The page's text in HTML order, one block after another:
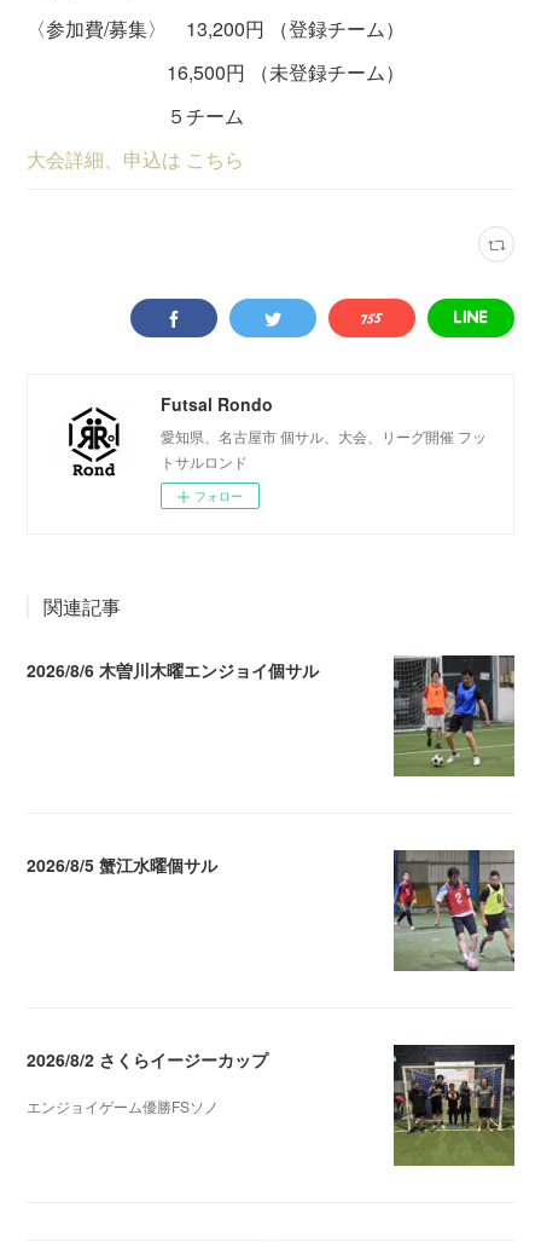
〈参加費/募集〉 13,200円 （登録チーム）
16,500円 （未登録チーム）
５チーム
大会詳細、申込は こちら
Futsal Rondo
愛知県、名古屋市 個サル、大会、リーグ開催 フッ
トサルロンド
フォロー
関連記事
2026/8/6 木曽川木曜エンジョイ個サル
2026/8/5 蟹江水曜個サル
2026/8/2 さくらイージーカップ
エンジョイゲーム優勝FSソノ